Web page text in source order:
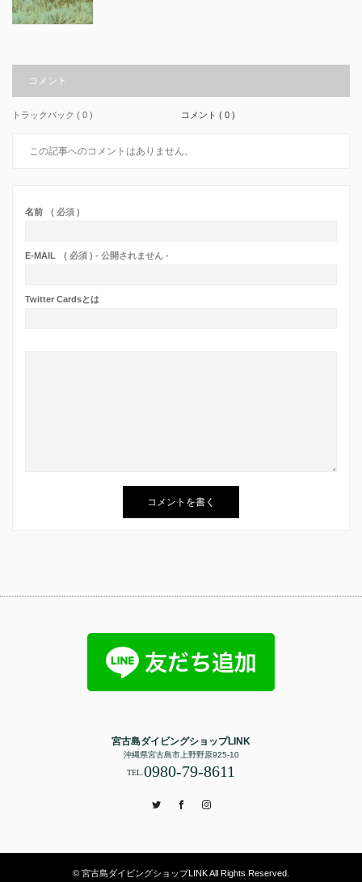
コメント
トラックバック ( 0 ) コメント ( 0 )
この記事へのコメントはありません。
名前 ( 必須 )
E-MAIL ( 必須 ) - 公開されません -
Twitter Cardsとは
宮古島ダイビングショップLINK
沖縄県宮古島市上野野原925-10
TEL.0980-79-8611
TwitterFacebook
© 宮古島ダイビングショップLINK All Rights Reserved.